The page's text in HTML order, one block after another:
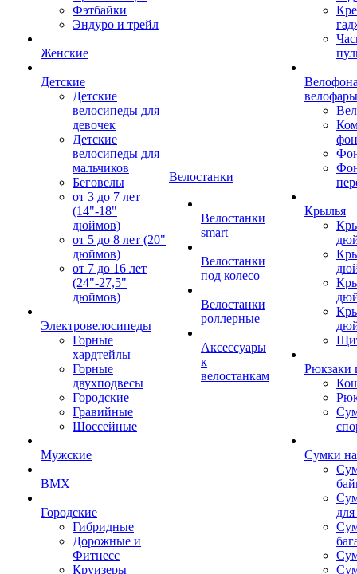
Фэтбайки
Эндуро и трейл
Женские
Детские
Детские
велосипеды для
девочек
Детские
велосипеды для
мальчиков
Беговелы
от 3 до 7 лет
(14"-18"
дюймов)
от 5 до 8 лет (20"
дюймов)
от 7 до 16 лет
(24"-27,5"
дюймов)
Электровелосипеды
Горные
хардтейлы
Горные
двухподвесы
Городские
Гравийные
Шоссейные
Мужские
BMX
Городские
Гибридные
Дорожные и
Фитнесс
Круизеры
Велостанки
Велостанки
smart
Велостанки
под колесо
Велостанки
роллерные
Аксессуары
к
велостанкам
велофары
Крылья
Рюкзаки
Сумки